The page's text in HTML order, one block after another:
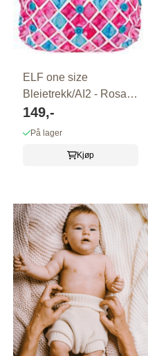
ELF one size
Bleietrekk/AI2 - Rosa
ruter
149,-
På lager
Kjøp